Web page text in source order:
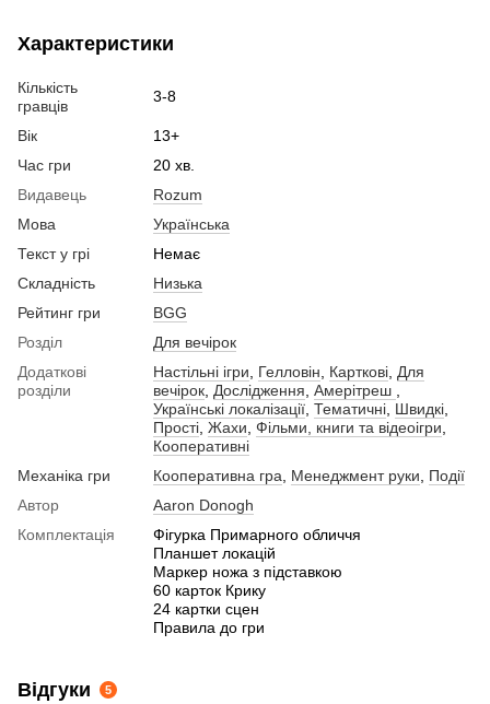
Характеристики
Кількість
гравців
3-8
Вік
13+
Час гри
20 хв.
Видавець
Rozum
Мова
Українська
Текст у грі
Немає
Складність
Низька
Рейтинг гри
BGG
Розділ
Для вечірок
Додаткові
розділи
Настільні ігри, Гелловін, Карткові, Для
вечірок, Дослідження, Амерітреш ,
Українські локалізації, Тематичні, Швидкі,
Прості, Жахи, Фільми, книги та відеоігри,
Кооперативні
Механіка гри
Кооперативна гра, Менеджмент руки, Події
Автор
Aaron Donogh
Комплектація
Фігурка Примарного обличчя
Планшет локацій
Маркер ножа з підставкою
60 карток Крику
24 картки сцен
Правила до гри
Відгуки 5